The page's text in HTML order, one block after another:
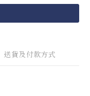
送貨及付款方式